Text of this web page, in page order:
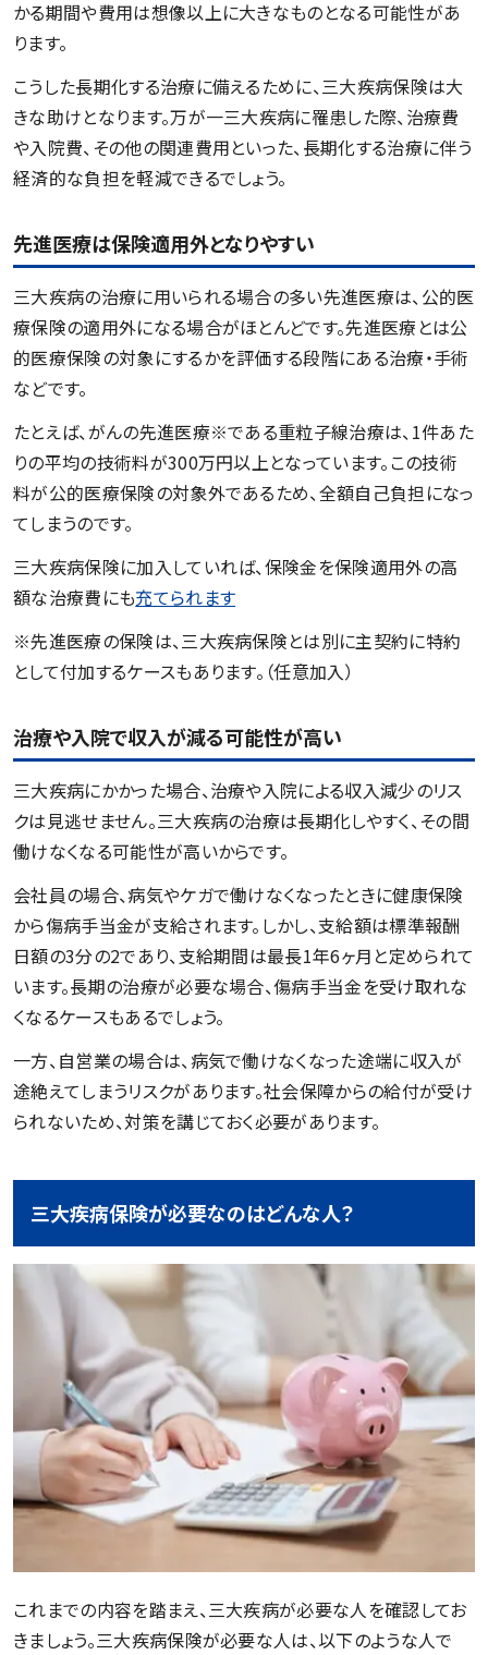
かる期間や費用は想像以上に大きなものとなる可能性があ
ります。
こうした長期化する治療に備えるために、三大疾病保険は大
きな助けとなります。万が一三大疾病に罹患した際、治療費
や入院費、その他の関連費用といった、長期化する治療に伴う
経済的な負担を軽減できるでしょう。
先進医療は保険適用外となりやすい
三大疾病の治療に用いられる場合の多い先進医療は、公的医
療保険の適用外になる場合がほとんどです。先進医療とは公
的医療保険の対象にするかを評価する段階にある治療・手術
などです。
たとえば、がんの先進医療※である重粒子線治療は、1件あた
りの平均の技術料が300万円以上となっています。この技術
料が公的医療保険の対象外であるため、全額自己負担になっ
てしまうのです。
三大疾病保険に加入していれば、保険金を保険適用外の高
額な治療費にも充てられます
※先進医療の保険は、三大疾病保険とは別に主契約に特約
として付加するケースもあります。（任意加入）
治療や入院で収入が減る可能性が高い
三大疾病にかかった場合、治療や入院による収入減少のリス
クは見逃せません。三大疾病の治療は長期化しやすく、その間
働けなくなる可能性が高いからです。
会社員の場合、病気やケガで働けなくなったときに健康保険
から傷病手当金が支給されます。しかし、支給額は標準報酬
日額の3分の2であり、支給期間は最長1年6ヶ月と定められて
います。長期の治療が必要な場合、傷病手当金を受け取れな
くなるケースもあるでしょう。
一方、自営業の場合は、病気で働けなくなった途端に収入が
途絶えてしまうリスクがあります。社会保障からの給付が受け
られないため、対策を講じておく必要があります。
三大疾病保険が必要なのはどんな人？
これまでの内容を踏まえ、三大疾病が必要な人を確認してお
きましょう。三大疾病保険が必要な人は、以下のような人で